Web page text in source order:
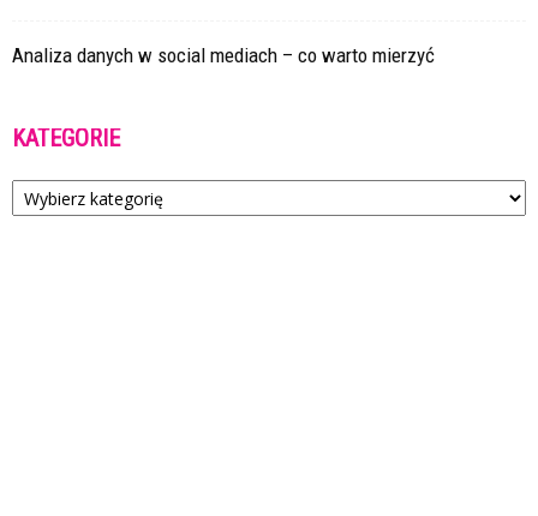
Analiza danych w social mediach – co warto mierzyć
KATEGORIE
Kategorie